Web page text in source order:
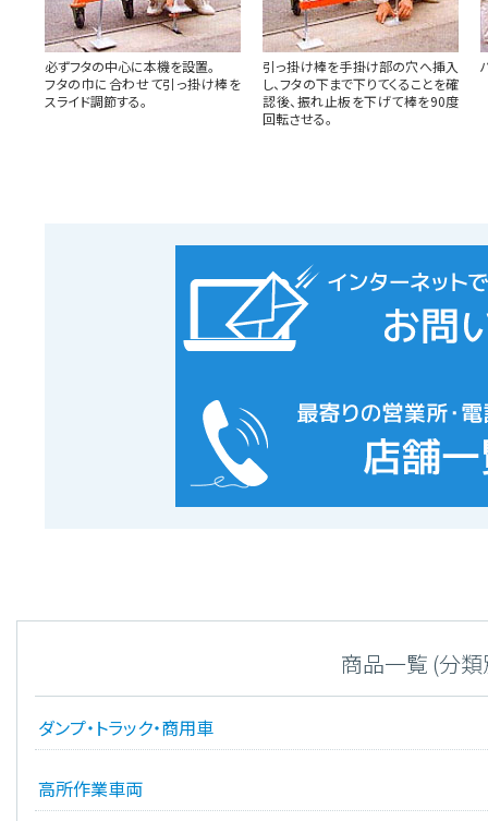
必ずフタの中心に本機を設置。
フタの巾に合わせて引っ掛け棒を
スライド調節する。
引っ掛け棒を手掛け部の穴へ挿入
し、フタの下まで下りてくることを確
認後、振れ止板を下げて棒を90度
回転させる。
商品一覧 (分
ダンプ・トラック・商用車
高所作業車両